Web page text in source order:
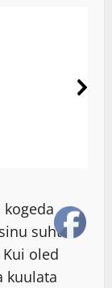
suhted
oled
kuulata